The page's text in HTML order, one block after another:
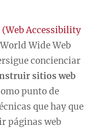
(Web Accessibility
Wide Web
concienciar
sitios web
punto de
que hay que
páginas web